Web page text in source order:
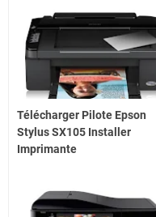
Télécharger Pilote Epson
Stylus SX105 Installer
Imprimante